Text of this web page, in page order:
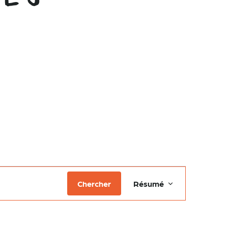
Chercher
Navigation
de
Résumé